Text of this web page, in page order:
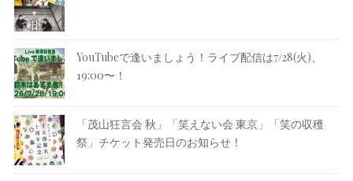
YouTubeで逢いましょう！ライブ配信は7/28(火)、
19:00〜！
「茂山狂言会 秋」「笑えない会 東京」「笑の収穫
祭」チケット発売日のお知らせ！